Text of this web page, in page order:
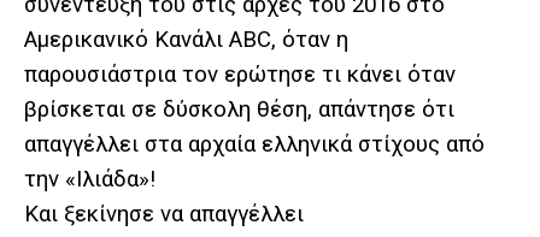
Αμερικανικό Κανάλι ABC, όταν η
παρουσιάστρια τον ερώτησε τι κάνει όταν
βρίσκεται σε δύσκολη θέση, απάντησε ότι
απαγγέλλει στα αρχαία ελληνικά στίχους από
την «Ιλιάδα»!
Και ξεκίνησε να απαγγέλλει